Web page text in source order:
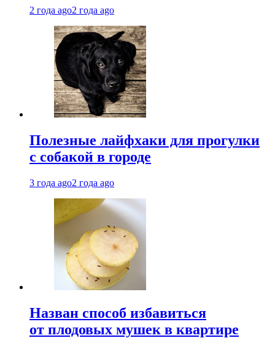
2 года ago2 года ago
Полезные лайфхаки для прогулки
с собакой в городе
3 года ago2 года ago
Назван способ избавиться
от плодовых мушек в квартире